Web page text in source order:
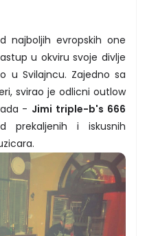
najboljih evropskih one
u okviru svoje divlje
u Svilajncu. Zajedno sa
svirao je odlicni outlow
- Jimi triple-b's 666
prekaljenih i iskusnih